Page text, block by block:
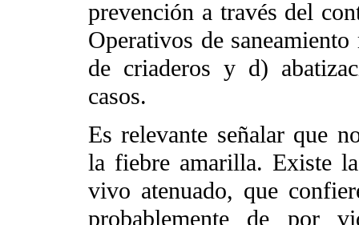
prevención a través del
Operativos de
de criaderos y d)
casos.
Es relevante señalar que
la fiebre amarilla. Existe
vivo atenuado, que
probablemente de por